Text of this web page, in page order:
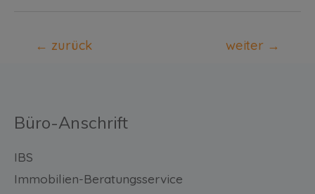
← zurück weiter →
Büro-Anschrift
IBS
Immobilien-Beratungsservice